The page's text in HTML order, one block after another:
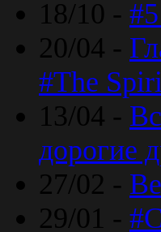
18/10 -
20/04 -
#The
13/04 -
дорогие
27/02 -
29/01 -